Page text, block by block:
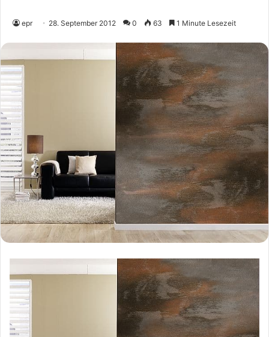
epr 28. September 2012 0 63 1 Minute Lesezeit